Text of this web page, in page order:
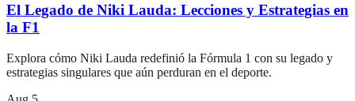
El Legado de Niki Lauda: Lecciones y Estrategias en
la F1
Explora cómo Niki Lauda redefinió la Fórmula 1 con su legado y
estrategias singulares que aún perduran en el deporte.